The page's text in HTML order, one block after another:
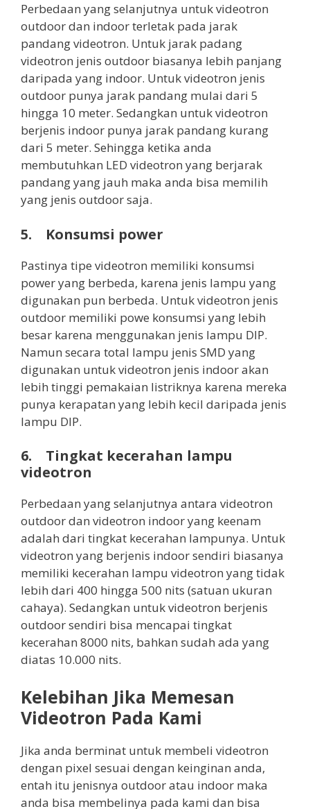
Perbedaan yang selanjutnya untuk videotron
outdoor dan indoor terletak pada jarak
pandang videotron. Untuk jarak padang
videotron jenis outdoor biasanya lebih panjang
daripada yang indoor. Untuk videotron jenis
outdoor punya jarak pandang mulai dari 5
hingga 10 meter. Sedangkan untuk videotron
berjenis indoor punya jarak pandang kurang
dari 5 meter. Sehingga ketika anda
membutuhkan LED videotron yang berjarak
pandang yang jauh maka anda bisa memilih
yang jenis outdoor saja.
5. Konsumsi power
Pastinya tipe videotron memiliki konsumsi
power yang berbeda, karena jenis lampu yang
digunakan pun berbeda. Untuk videotron jenis
outdoor memiliki powe konsumsi yang lebih
besar karena menggunakan jenis lampu DIP.
Namun secara total lampu jenis SMD yang
digunakan untuk videotron jenis indoor akan
lebih tinggi pemakaian listriknya karena mereka
punya kerapatan yang lebih kecil daripada jenis
lampu DIP.
6. Tingkat kecerahan lampu
videotron
Perbedaan yang selanjutnya antara videotron
outdoor dan videotron indoor yang keenam
adalah dari tingkat kecerahan lampunya. Untuk
videotron yang berjenis indoor sendiri biasanya
memiliki kecerahan lampu videotron yang tidak
lebih dari 400 hingga 500 nits (satuan ukuran
cahaya). Sedangkan untuk videotron berjenis
outdoor sendiri bisa mencapai tingkat
kecerahan 8000 nits, bahkan sudah ada yang
diatas 10.000 nits.
Kelebihan Jika Memesan
Videotron Pada Kami
Jika anda berminat untuk membeli videotron
dengan pixel sesuai dengan keinginan anda,
entah itu jenisnya outdoor atau indoor maka
anda bisa membelinya pada kami dan bisa